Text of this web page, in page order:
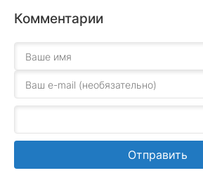
Комментарии
Отправить